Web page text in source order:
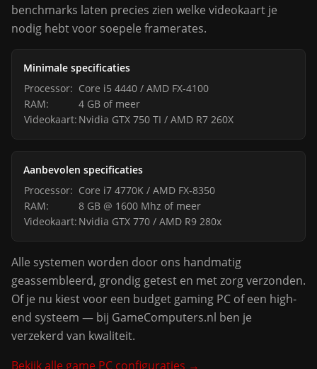
benchmarks laten precies zien welke videokaart je
nodig hebt voor soepele framerates.
Minimale specificaties
Processor: Core i5 4440 / AMD FX-4100
RAM:
4 GB of meer
Videokaart: Nvidia GTX 750 TI / AMD R7 260X
Aanbevolen specificaties
Processor: Core i7 4770K / AMD FX-8350
RAM:
8 GB @ 1600 Mhz of meer
Videokaart: Nvidia GTX 770 / AMD R9 280x
Alle systemen worden door ons handmatig
geassembleerd, grondig getest en met zorg verzonden.
Of je nu kiest voor een budget gaming PC of een high-
end systeem — bij GameComputers.nl ben je
verzekerd van kwaliteit.
Bekijk alle game PC configuraties →